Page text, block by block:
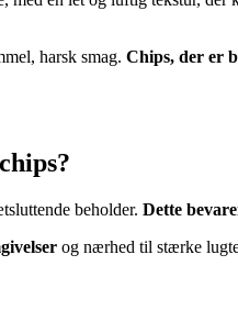
harsk smag. Chips, der er
beholder. Dette
og nærhed til stærke